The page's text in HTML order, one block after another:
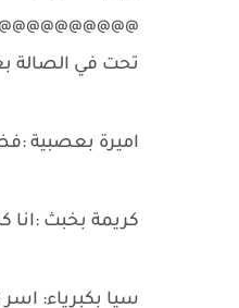
تحت في الصالة
اميرة بعصبية
كريمة بخبث
سيا بكبرياء: اسر